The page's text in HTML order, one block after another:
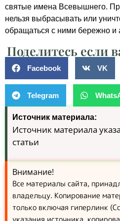
святые имена Всевышнего.
нельзя выбрасывать или
обращаться с ними бережно и
Поделитесь если
Facebook VK
Telegram
Источник материала:
Источник материала
статьи
Внимание!
Все материалы сайта,
владельцу. Копирование
только включая гиперлинк